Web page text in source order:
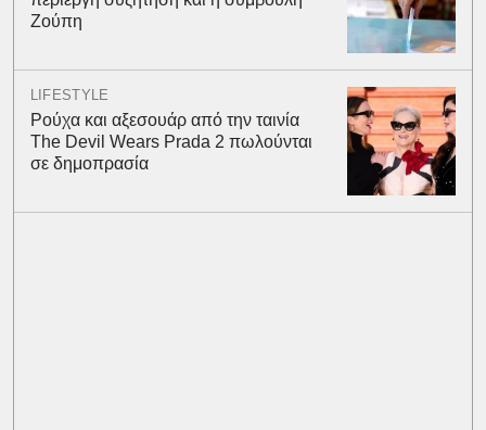
Ζούπη
LIFESTYLE
Ρούχα και αξεσουάρ από την ταινία
The Devil Wears Prada 2 πωλούνται
σε δημοπρασία